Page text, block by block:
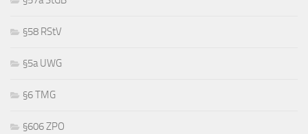
§58 RStV
§5a UWG
§6 TMG
§606 ZPO